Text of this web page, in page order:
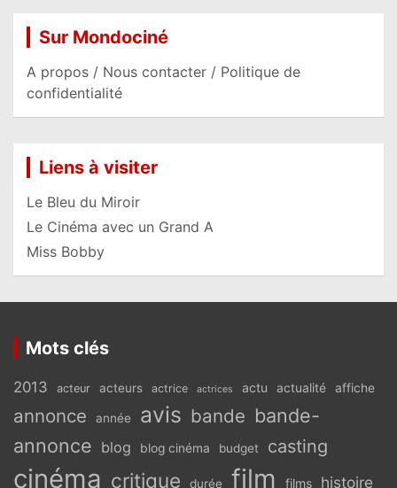
Sur Mondociné
A propos / Nous contacter / Politique de
confidentialité
Liens à visiter
Le Bleu du Miroir
Le Cinéma avec un Grand A
Miss Bobby
Mots clés
2013 acteur acteurs actrice actrices actu actualité affiche
annonce année avis bande bande-
annonce blog blog cinéma budget casting
cinéma critique durée film films histoire